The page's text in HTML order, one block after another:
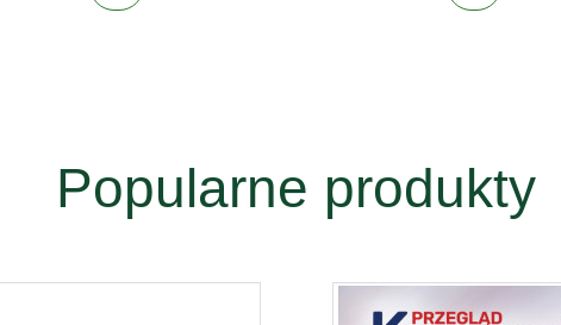
Popularne produkty